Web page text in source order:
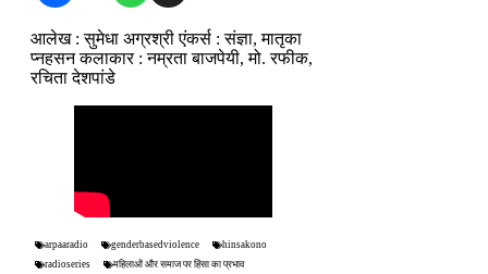
आलेख : सुमेधा अग्रश्री एंकर्स : संज्ञा, मातृका
प्नहसन कलाकार : नम्रता बाजपेयी, मो. रफीक,
रचिता देशपांडे
arpaaradio genderbasedviolence
hinsakono
radioseries
महिलाओं और समाज पर हिंसा का प्रभाव